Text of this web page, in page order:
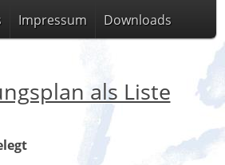
Impressum Downloads
als Liste